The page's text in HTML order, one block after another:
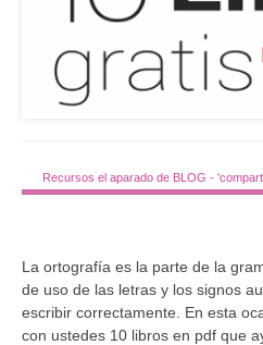
Recursos el aparado de BLOG -
La ortografía es la parte de la
de uso de las letras y los signos
escribir correctamente. En esta
con ustedes 10 libros en pdf que